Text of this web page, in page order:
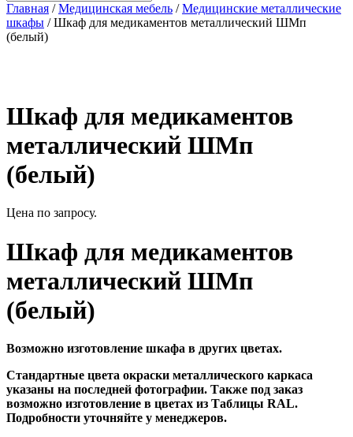
Главная /Медицинская мебель /Медицинские металлические
шкафы / Шкаф для медикаментов металлический ШМп
(белый)
Шкаф для медикаментов
металлический ШМп
(белый)
Цена по запросу.
Шкаф для медикаментов
металлический ШМп
(белый)
Возможно изготовление шкафа в других цветах.
Стандартные цвета окраски металлического каркаса
указаны на последней фотографии. Также под заказ
возможно изготовление в цветах из Таблицы RAL.
Подробности уточняйте у менеджеров.